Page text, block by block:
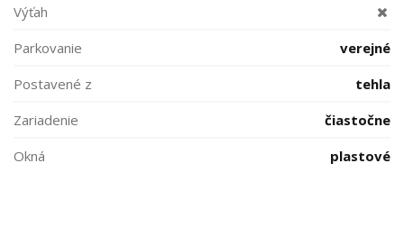
Výťah
Parkovanie
verejné
Postavené z
tehla
Zariadenie
čiastočne
Okná
plastové